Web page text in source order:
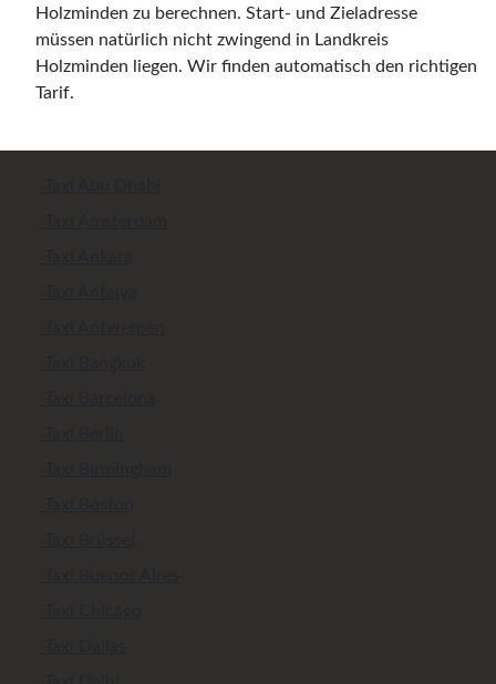
Holzminden zu berechnen. Start- und Zieladresse
müssen natürlich nicht zwingend in Landkreis
Holzminden liegen. Wir finden automatisch den richtigen
Tarif.